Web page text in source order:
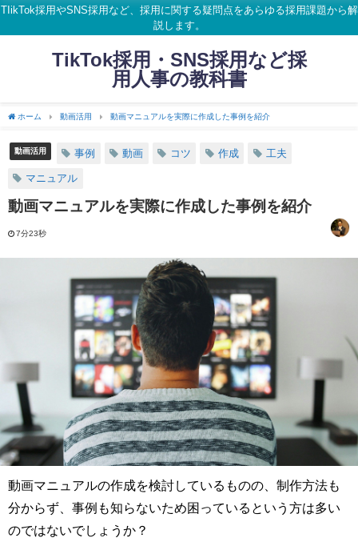
TIikTok採用やSNS採用など、採用に関する疑問点をあらゆる採用課題から解
説します。
TikTok採用・SNS採用など採
用人事の教科書
ホーム 動画活用 動画マニュアルを実際に作成した事例を紹介
動画活用 事例 動画 コツ 作成 工夫
マニュアル
動画マニュアルを実際に作成した事例を紹介
7分23秒
動画マニュアルの作成を検討しているものの、制作方法も
分からず、事例も知らないため困っているという方は多い
のではないでしょうか？